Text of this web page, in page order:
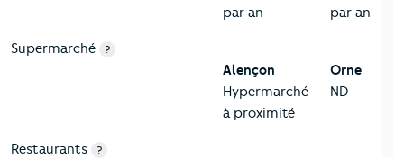
par an
par an
Supermarché ?
Alençon
Hypermarché
à proximité
Orne
ND
Restaurants ?